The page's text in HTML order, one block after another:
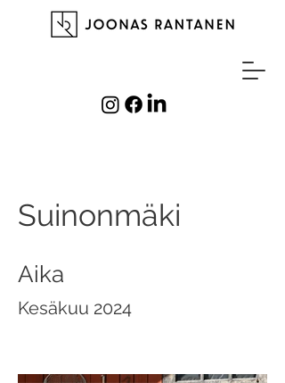
Suinonmäki
Aika
Kesäkuu 2024